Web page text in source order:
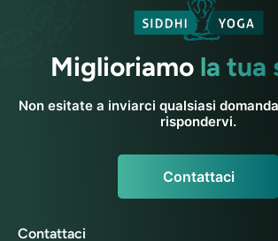
Miglioriamo la tua
Non esitate a inviarci qualsiasi
rispondervi.
Contattaci
Contattaci